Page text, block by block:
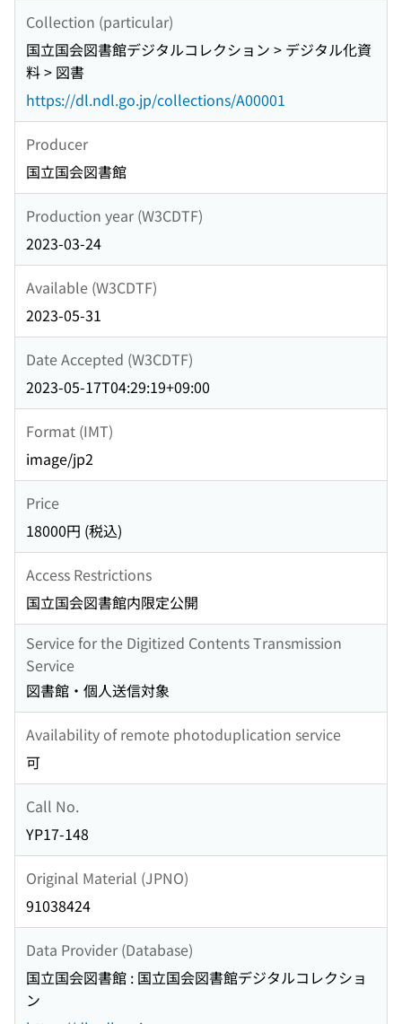
Collection (particular)
国立国会図書館デジタルコレクション > デジタル化資
料 > 図書
https://dl.ndl.go.jp/collections/A00001
Producer
国立国会図書館
Production year (W3CDTF)
2023-03-24
Available (W3CDTF)
2023-05-31
Date Accepted (W3CDTF)
2023-05-17T04:29:19+09:00
Format (IMT)
image/jp2
Price
18000円 (税込)
Access Restrictions
国立国会図書館内限定公開
Service for the Digitized Contents Transmission
Service
図書館・個人送信対象
Availability of remote photoduplication service
可
Call No.
YP17-148
Original Material (JPNO)
91038424
Data Provider (Database)
国立国会図書館 : 国立国会図書館デジタルコレクショ
ン